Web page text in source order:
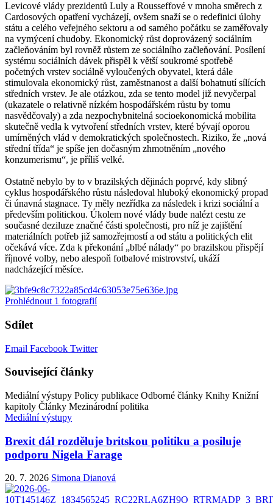
Levicové vlády prezidentů Luly a Rousseffové v mnoha směrech z
Cardosových opatření vycházejí, ovšem snaží se o redefinici úlohy
státu a celého veřejného sektoru a od samého počátku se zaměřovaly
na vymýcení chudoby. Ekonomický růst doprovázený sociálním
začleňováním byl rovněž růstem ze sociálního začleňování. Posílení
systému sociálních dávek přispěl k větší soukromé spotřebě
početných vrstev sociálně vyloučených obyvatel, která dále
stimulovala ekonomický růst, zaměstnanost a další bohatnutí sílících
středních vrstev. Je ale otázkou, zda se tento model již nevyčerpal
(ukazatele o relativně nízkém hospodářském růstu by tomu
nasvědčovaly) a zda nezpochybnitelná socioekonomická mobilita
skutečně vedla k vytvoření středních vrstev, které bývají oporou
umírněných vlád v demokratických společnostech. Riziko, že „nová
střední třída“ je spíše jen dočasným zhmotněním „nového
konzumerismu“, je příliš velké.
Ostatně nebylo by to v brazilských dějinách poprvé, kdy slibný
cyklus hospodářského růstu následoval hluboký ekonomický propad
či únavná stagnace. Ty měly nezřídka za následek i krizi sociální a
především politickou. Úkolem nové vlády bude nalézt cestu ze
současné deziluze značné části společnosti, pro níž je zajištění
materiálních potřeb již samozřejmostí a od státu a politických elit
očekává více. Zda k překonání „blbé nálady“ po brazilskou přispějí
říjnové volby, nebo alespoň fotbalové mistrovství, ukáží
nadcházející měsíce.
Prohlédnout 1 fotografií
Sdílet
Email Facebook Twitter
Související články
Mediální výstupy Policy publikace Odborné články Knihy Knižní
kapitoly Články Mezinárodní politika
Mediální výstupy
Brexit dál rozděluje britskou politiku a posiluje
podporu Nigela Farage
20. 7. 2026 Simona Dianová